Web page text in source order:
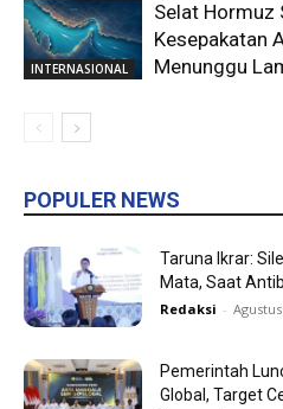
INTERNASIONAL
Selat Hormuz
Kesepakatan
Menunggu
POPULER NEWS
Taruna Ikrar:
Mata, Saat
Redaksi -
Pemerintah
Global, Target